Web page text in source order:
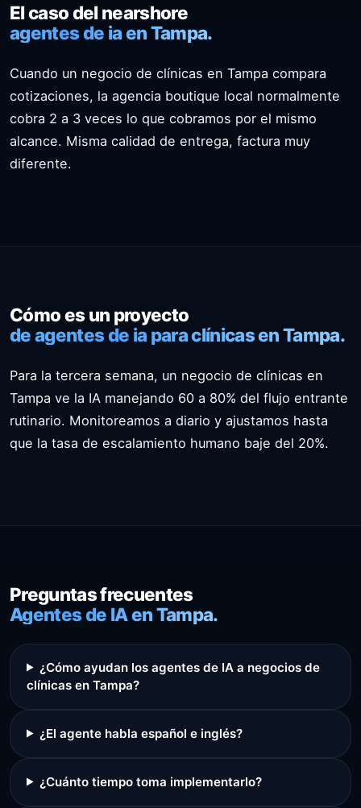
El caso del nearshore
agentes de ia en Tampa.
Cuando un negocio de clínicas en Tampa compara
cotizaciones, la agencia boutique local normalmente
cobra 2 a 3 veces lo que cobramos por el mismo
alcance. Misma calidad de entrega, factura muy
diferente.
Cómo es un proyecto
de agentes de ia para clínicas en Tampa.
Para la tercera semana, un negocio de clínicas en
Tampa ve la IA manejando 60 a 80% del flujo entrante
rutinario. Monitoreamos a diario y ajustamos hasta
que la tasa de escalamiento humano baje del 20%.
Preguntas frecuentes
Agentes de IA en Tampa.
¿Cómo ayudan los agentes de IA a negocios de
clínicas en Tampa?
¿El agente habla español e inglés?
¿Cuánto tiempo toma implementarlo?